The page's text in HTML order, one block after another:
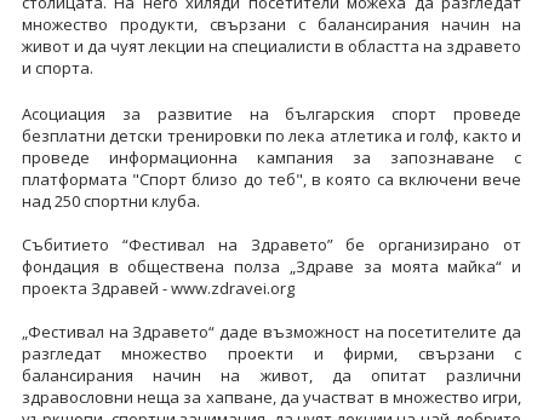
множество продукти, свързани с балансирания начин на
живот и да чуят лекции на специалисти в областта на здравето
и спорта.
Асоциация за развитие на българския спорт проведе
безплатни детски тренировки по лека атлетика и голф, както и
проведе информационна кампания за запознаване с
платформата "Спорт близо до теб", в която са включени вече
над 250 спортни клуба.
Събитието “Фестивал на Здравето” бе организирано от
фондация в обществена полза „Здраве за моята майка“ и
проекта Здравей - www.zdravei.org
„Фестивал на Здравето“ даде възможност на посетителите да
разгледат множество проекти и фирми, свързани с
балансирания начин на живот, да опитат различни
здравословни неща за хапване, да участват в множество игри,